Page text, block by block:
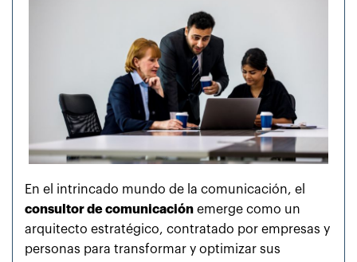
En el intrincado mundo de la comunicación, el
consultor de comunicación emerge como un
arquitecto estratégico, contratado por empresas y
personas para transformar y optimizar sus